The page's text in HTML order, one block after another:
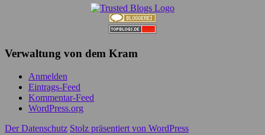
Verwaltung von dem Kram
Anmelden
Eintrags-Feed
Kommentar-Feed
WordPress.org
Der Datenschutz Stolz präsentiert von WordPress